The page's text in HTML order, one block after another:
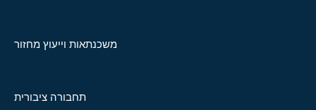
משכנתאות וייעוץ מחזור
תחבורה ציבורית